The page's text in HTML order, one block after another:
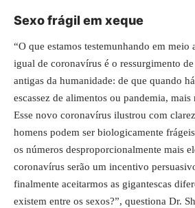
Sexo frágil em xeque
“O que estamos testemunhando em meio
igual de coronavírus é o ressurgimento
antigas da humanidade: de que quando
escassez de alimentos ou pandemia,
Esse novo coronavírus ilustrou com
homens podem ser biologicamente
os números desproporcionalmente mais
coronavírus serão um incentivo
finalmente aceitarmos as gigantescas
existem entre os sexos?”, questiona Dr.